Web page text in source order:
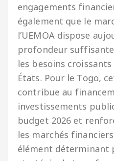
engagements
également que le
l’UEMOA dispose
profondeur
les besoins
États. Pour le Togo,
contribue au
investissements
budget 2026 et
les marchés
élément déterminant